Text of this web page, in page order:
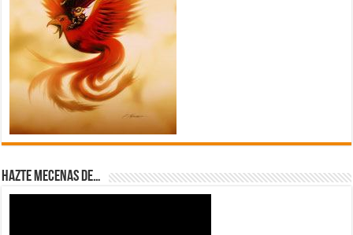
Hazte Mecenas de…